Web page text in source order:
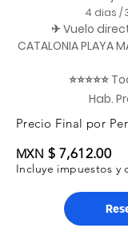
4 dias /
✈ Vuelo
CATALONIA PLAYA
⭐⭐⭐⭐⭐
Hab.
Precio Final por
MXN $ 7,612.00
Incluye impuestos y